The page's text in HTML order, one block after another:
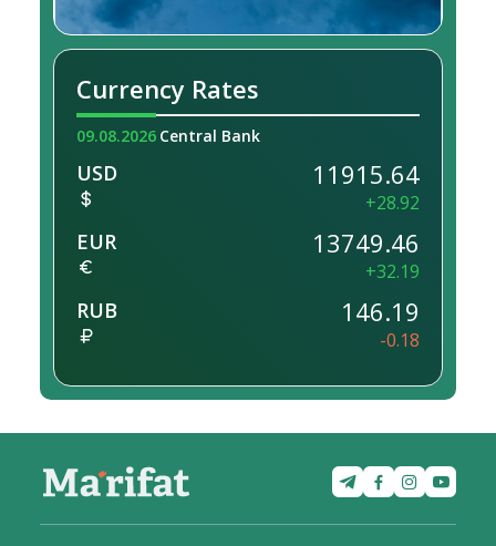
Currency Rates
09.08.2026 Central Bank
USD 11915.64
+28.92
EUR 13749.46
+32.19
RUB 146.19
-0.18